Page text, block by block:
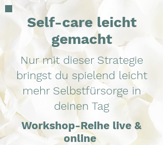
Self-care leicht
gemacht
Nur mit dieser Strategie
bringst du spielend leicht
mehr Selbstfürsorge in
deinen Tag
Workshop-Reihe live &
online